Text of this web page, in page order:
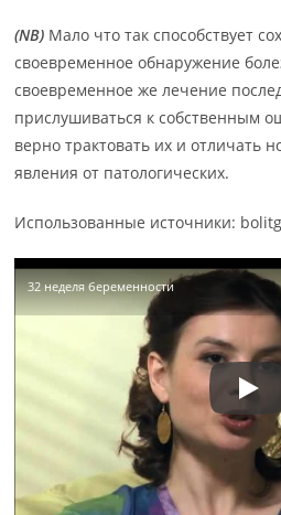
(NB) Мало что так способствует
своевременное обнаружение
своевременное же лечение
прислушиваться к собственным
верно трактовать их и отличать
явления от патологических.
Использованные источники:
32 неделя беременности